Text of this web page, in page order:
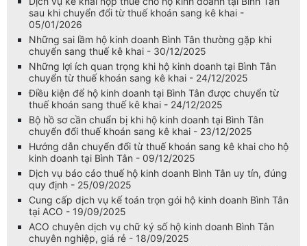
sau khi chuyển đổi từ thuế khoán sang kê khai -
05/01/2026
Những sai lầm hộ kinh doanh Bình Tân thường gặp khi
chuyển sang thuế kê khai - 30/12/2025
Những lợi ích quan trọng khi hộ kinh doanh tại Bình Tân
chuyển từ thuế khoán sang kê khai - 24/12/2025
Điều kiện để hộ kinh doanh tại Bình Tân được chuyển từ
thuế khoán sang thuế kê khai - 24/12/2025
Bộ hồ sơ cần chuẩn bị khi hộ kinh doanh tại Bình Tân
chuyển đổi thuế khoán sang kê khai - 23/12/2025
Hướng dẫn chuyển đổi từ thuế khoán sang kê khai cho hộ
kinh doanh tại Bình Tân - 09/12/2025
Dịch vụ báo cáo thuế hộ kinh doanh Bình Tân uy tín, đúng
quy định - 25/09/2025
Cung cấp dịch vụ kế toán trọn gói hộ kinh doanh Bình Tân
tại ACO - 19/09/2025
ACO chuyên dịch vụ chữ ký số hộ kinh doanh Bình Tân
chuyên nghiệp, giá rẻ - 18/09/2025